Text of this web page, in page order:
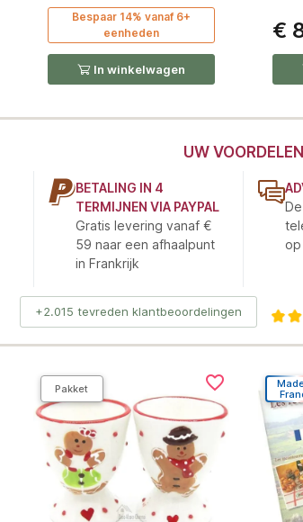
Bespaar 14% vanaf 6+
eenheden
In winkelwagen
€
UW VOORDELEN
BETALING IN 4
TERMIJNEN VIA PAYPAL
Gratis levering vanaf €
59 naar een afhaalpunt
in Frankrijk
+2.015 tevreden klantbeoordelingen
Pakket favorite_border